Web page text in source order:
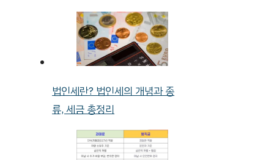
법인세란? 법인세의 개념과 종
류, 세금 총정리